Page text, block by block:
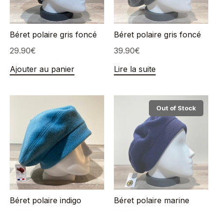
Béret polaire gris foncé
29.90€
Ajouter au panier
Béret polaire gris foncé
39.90€
Lire la suite
Béret polaire indigo
Out of Stock
Béret polaire marine